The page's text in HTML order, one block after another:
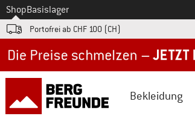
Zum
ShopBasislager
Portofrei ab CHF 100 (CH)
Bekleidung